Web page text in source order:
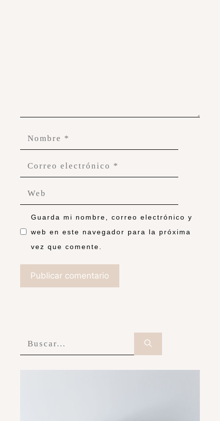
Guarda mi nombre, correo electrónico y
web en este navegador para la próxima
vez que comente.